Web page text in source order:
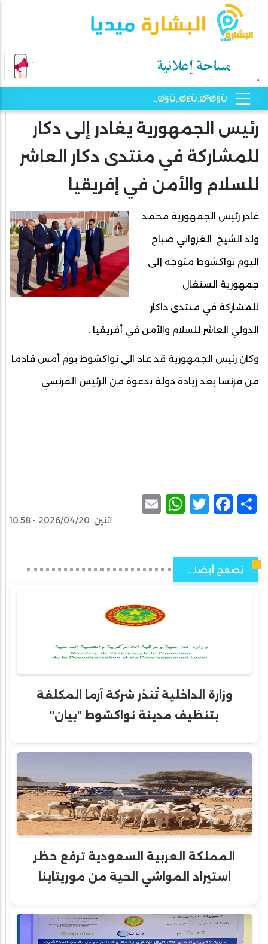
رئيس الجمهورية يغادر إلى دكار
للمشاركة في منتدى دكار العاشر
للسلام والأمن في إفريقيا
غادر رئيس الجمهورية محمد
ولد الشيخ الغزواني صباح
اليوم نواكشوط متوجه إلى
جمهورية السنغال
للمشاركة في منتدى داكار
الدولي العاشر للسلام والأمن في أفريقيا .
وكان رئيس الجمهورية قد عاد الى نواكشوط يوم أمس قادما
من فرنسا بعد زيادة دولة بدعوة من الرئيس الفرنسي
Share
Facebook
Twitter
WhatsApp
اثنين, 2026/04/20 - 10:58
تصفح أيضا...
وزارة الداخلية تُنذر شركة آرما المكلفة
بتنظيف مدينة نواكشوط "بيان"
المملكة العربية السعودية ترفع حظر
استيراد المواشي الحية من موريتاينا